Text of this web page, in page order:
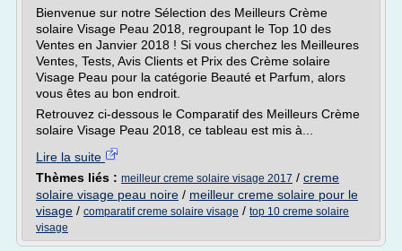
Bienvenue sur notre Sélection des Meilleurs Crème
solaire Visage Peau 2018, regroupant le Top 10 des
Ventes en Janvier 2018 ! Si vous cherchez les Meilleures
Ventes, Tests, Avis Clients et Prix des Crème solaire
Visage Peau pour la catégorie Beauté et Parfum, alors
vous êtes au bon endroit.
Retrouvez ci-dessous le Comparatif des Meilleurs Crème
solaire Visage Peau 2018, ce tableau est mis à...
Lire la suite
Thèmes liés : meilleur creme solaire visage 2017 / creme
solaire visage peau noire / meilleur creme solaire pour le
visage / comparatif creme solaire visage / top 10 creme solaire
visage